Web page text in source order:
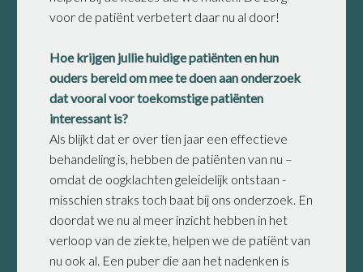
voor de patiënt verbetert daar nu al door!
Hoe krijgen jullie huidige patiënten en hun
ouders bereid om mee te doen aan onderzoek
dat vooral voor toekomstige patiënten
interessant is?
Als blijkt dat er over tien jaar een effectieve
behandeling is, hebben de patiënten van nu –
omdat de oogklachten geleidelijk ontstaan -
misschien straks toch baat bij ons onderzoek. En
doordat we nu al meer inzicht hebben in het
verloop van de ziekte, helpen we de patiënt van
nu ook al. Een puber die aan het nadenken is